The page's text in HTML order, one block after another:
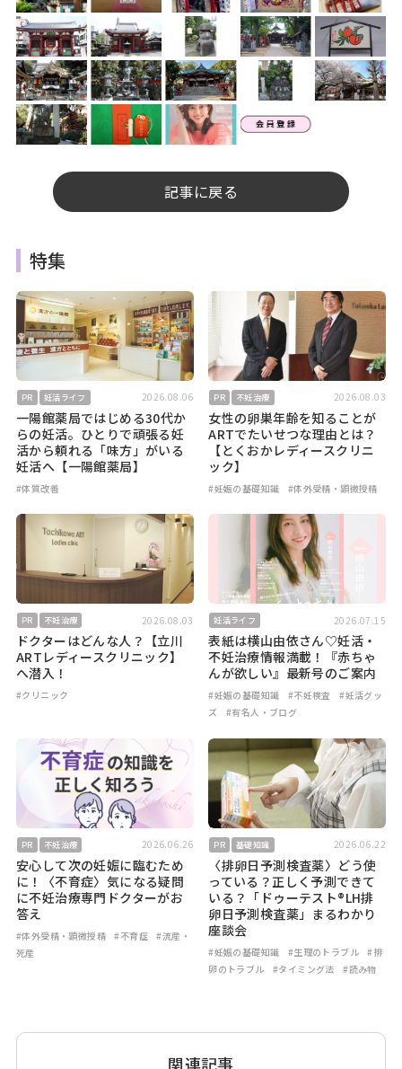
記事に戻る
特集
PR 妊活ライフ 2026.08.06
一陽館薬局ではじめる30代か
らの妊活。ひとりで頑張る妊
活から頼れる「味方」がいる
妊活へ【一陽館薬局】
#体質改善
PR 不妊治療 2026.08.03
女性の卵巣年齢を知ることが
ARTでたいせつな理由とは？
【とくおかレディースクリニ
ック】
#妊娠の基礎知識 #体外受精・顕微授精
PR 不妊治療 2026.08.03
ドクターはどんな人？【立川
ARTレディースクリニック】
へ潜入！
#クリニック
妊活ライフ 2026.07.15
表紙は横山由依さん♡妊活・
不妊治療情報満載！『赤ちゃ
んが欲しい』最新号のご案内
#妊娠の基礎知識 #不妊検査
#妊活グッ
ズ
#有名人・ブログ
PR 不妊治療 2026.06.26
安心して次の妊娠に臨むため
に！〈不育症〉気になる疑問
に不妊治療専門ドクターがお
答え
#体外受精・顕微授精 #不育症
#流産・
死産
PR 基礎知識 2026.06.22
〈排卵日予測検査薬〉どう使
っている？正しく予測できて
いる？「ドゥーテスト®LH排
卵日予測検査薬」まるわかり
座談会
#妊娠の基礎知識 #生理のトラブル
#排
卵のトラブル
#タイミング法 #読み物
関連記事